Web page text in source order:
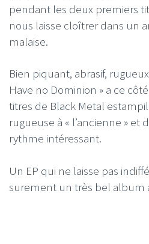
pendant les deux premiers
nous laisse cloîtrer dans un
malaise.
Bien piquant, abrasif,
Have no Dominion » a ce
titres de Black Metal
rugueuse à « l’ancienne » et
rythme intéressant.
Un EP qui ne laisse pas
surement un très bel album